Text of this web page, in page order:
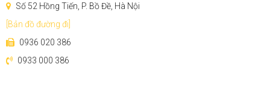
Số 52 Hồng Tiến, P. Bồ Đề, Hà Nội
[Bản đồ đường đi]
0936 020 386
0933 000 386